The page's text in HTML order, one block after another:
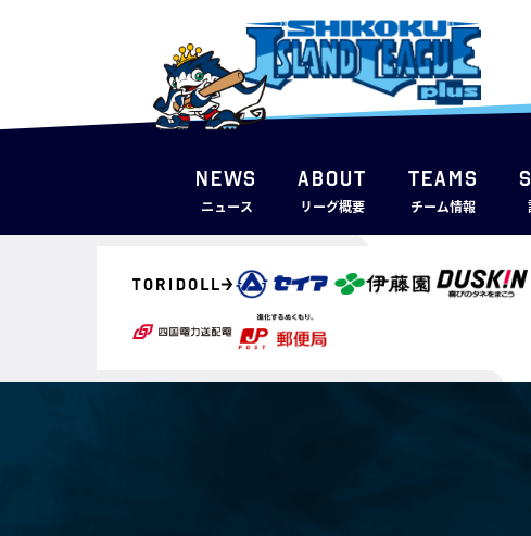
NEWS
ニュース
ABOUT
リーグ概要
TEAMS
チーム情報